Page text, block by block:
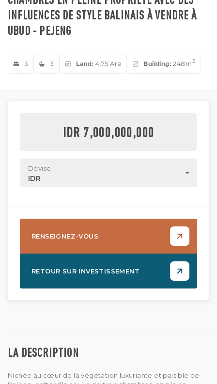
INFLUENCES DE STYLE BALINAIS À VENDRE À
UBUD - PEJENG
3 3 Land: 4.75 Are Building: 248m2
LA DESCRIPTION
Nichée au cœur de la végétation luxuriante et paisible de
IDR 7,000,000,000
Devise
IDR
RENSEIGNEZ-VOUS
RETOUR SUR INVESTISSEMENT